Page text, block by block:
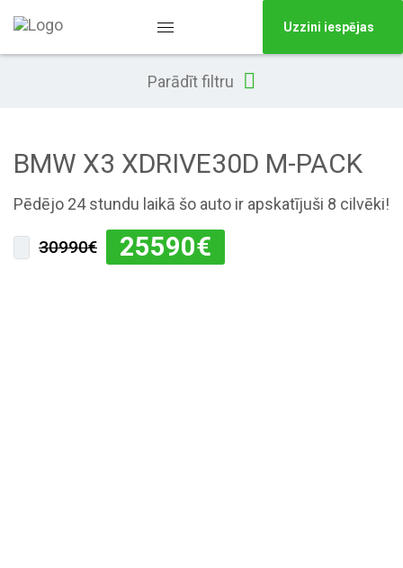
Uzzini iespējas
Parādīt filtru
BMW X3 XDRIVE30D M-PACK
Pēdējo 24 stundu laikā šo auto ir apskatījuši 8 cilvēki!
30990€ 25590€